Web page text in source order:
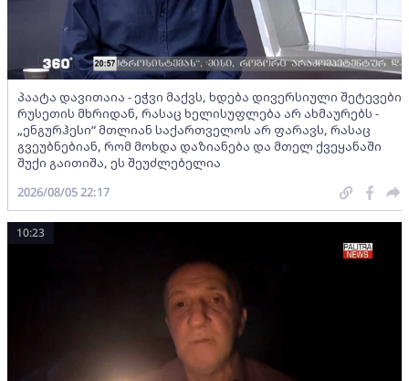
პაატა დავითაია - ეჭვი მაქვს, ხდება დივერსიული შეტევები
რუსეთის მხრიდან, რასაც ხელისუფლება არ ახმაურებს -
„ენგურჰესი“ მთლიან საქართველოს არ ფარავს, რასაც
გვეუბნებიან, რომ მოხდა დაზიანება და მთელ ქვეყანაში
შუქი გაითიშა, ეს შეუძლებელია
2026/08/05 22:17
10:23